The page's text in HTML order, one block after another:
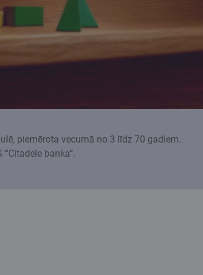
piemērota vecumā no 3 līdz 70 gadiem.
banka”.